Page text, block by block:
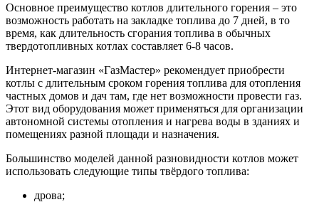
Основное преимущество котлов длительного горения – это
возможность работать на закладке топлива до 7 дней, в то
время, как длительность сгорания топлива в обычных
твердотопливных котлах составляет 6-8 часов.
Интернет-магазин «ГазМастер» рекомендует приобрести
котлы с длительным сроком горения топлива для отопления
частных домов и дач там, где нет возможности провести газ.
Этот вид оборудования может применяться для организации
автономной системы отопления и нагрева воды в зданиях и
помещениях разной площади и назначения.
Большинство моделей данной разновидности котлов может
использовать следующие типы твёрдого топлива:
дрова;